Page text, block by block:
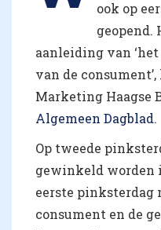
ook op
geopend.
aanleiding van
van de
Marketing Haagse
Algemeen Dagblad.
Op tweede
gewinkeld worden
eerste pinksterdag
consument en de